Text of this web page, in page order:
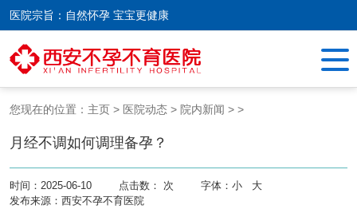
医院宗旨：自然怀孕 宝宝更健康
您现在的位置： 主页> 医院动态> 院内新闻 > >
月经不调如何调理备孕？
时间： 2025-06-10 点击数： 次 字体： 小
大
发布来源：西安不孕不育医院